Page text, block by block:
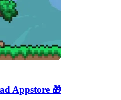
Appstore 🎁